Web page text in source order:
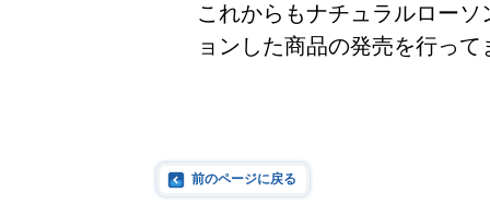
これからもナチュラルロー
ョンした商品の発売を行って
前のページに戻る